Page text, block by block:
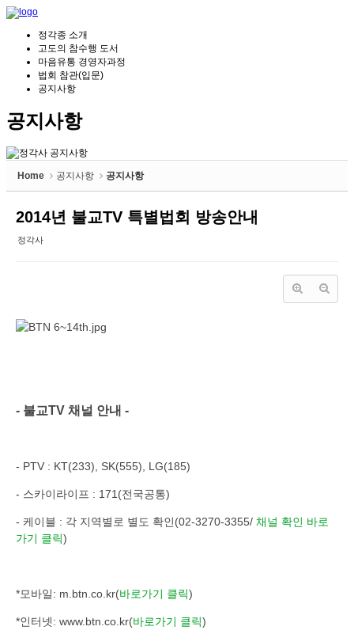
정각종 소개
고도의 참수행 도서
마음유통 경영자과정
법회 참관(입문)
공지사항
공지사항
Home 공지사항 공지사항
2014년 불교TV 특별법회 방송안내
정각사
- 불교TV 채널 안내 -
- PTV : KT(233), SK(555), LG(185)
- 스카이라이프 : 171(전국공통)
- 케이블 : 각 지역별로 별도 확인(02-3270-3355/ 채널 확인 바로
가기 클릭)
*모바일: m.btn.co.kr(바로가기 클릭)
*인터넷: www.btn.co.kr(바로가기 클릭)